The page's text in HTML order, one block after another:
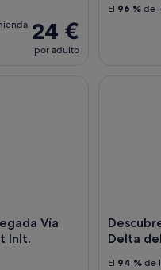
24 €
por adulto
El 96 % de
Vía
Inlt.
Delta
El 94 % de